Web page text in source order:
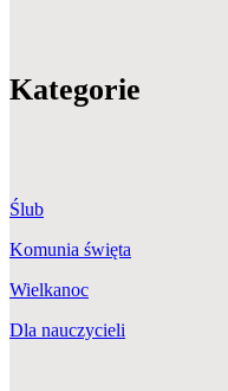
Kategorie
Ślub
Komunia święta
Wielkanoc
Dla nauczycieli